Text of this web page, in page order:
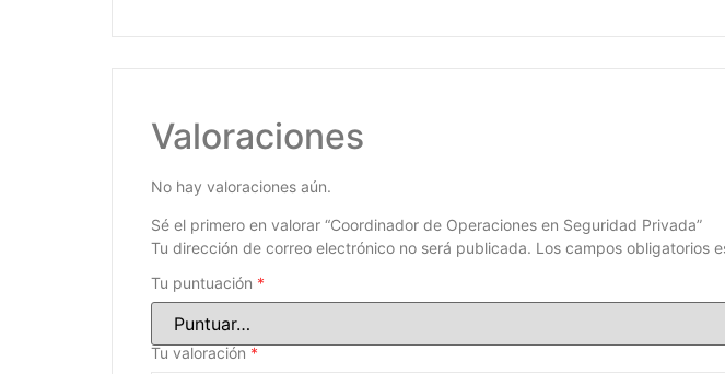
Valoraciones
No hay valoraciones aún.
Sé el primero en valorar “Coordinador de Operaciones en Seguridad Privada”
Tu dirección de correo electrónico no será publicada. Los campos obligatorios
Tu puntuación *
Tu valoración *